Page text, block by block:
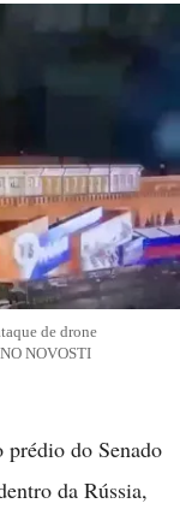
de drone
NOVOSTI
prédio do Senado
da Rússia,